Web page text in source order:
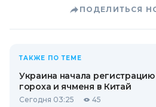
ПОДЕЛИТЬСЯ
ТАКЖЕ ПО ТЕМЕ
Украина начала
гороха и ячменя в Китай
Сегодня 03:25 45